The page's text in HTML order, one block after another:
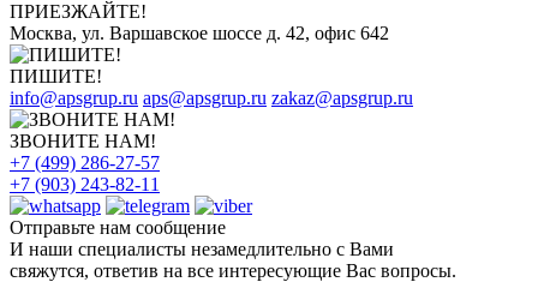
ПРИЕЗЖАЙТЕ!
Москва, ул. Варшавское шоссе д. 42, офис 642
ПИШИТЕ!
info@apsgrup.ru aps@apsgrup.ru zakaz@apsgrup.ru
ЗВОНИТЕ НАМ!
+7 (499) 286-27-57
+7 (903) 243-82-11
Отправьте нам сообщение
И наши специалисты незамедлительно с Вами
свяжутся, ответив на все интересующие Вас вопросы.